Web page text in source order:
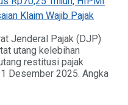
Jenderal Pajak (DJP)
utang kelebihan
restitusi pajak
Desember 2025. Angka